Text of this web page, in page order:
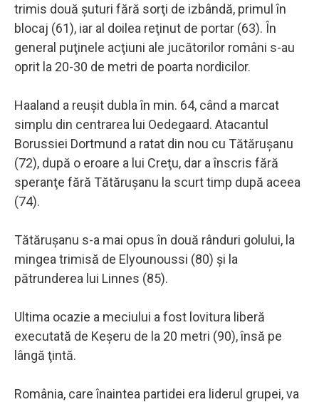
trimis două şuturi fără sorţi de izbândă, primul în
blocaj (61), iar al doilea reţinut de portar (63). În
general puţinele acţiuni ale jucătorilor români s-au
oprit la 20-30 de metri de poarta nordicilor.
Haaland a reuşit dubla în min. 64, când a marcat
simplu din centrarea lui Oedegaard. Atacantul
Borussiei Dortmund a ratat din nou cu Tătăruşanu
(72), după o eroare a lui Creţu, dar a înscris fără
speranţe fără Tătăruşanu la scurt timp după aceea
(74).
Tătăruşanu s-a mai opus în două rânduri golului, la
mingea trimisă de Elyounoussi (80) şi la
pătrunderea lui Linnes (85).
Ultima ocazie a meciului a fost lovitura liberă
executată de Keşeru de la 20 metri (90), însă pe
lângă ţintă.
România, care înaintea partidei era liderul grupei, va